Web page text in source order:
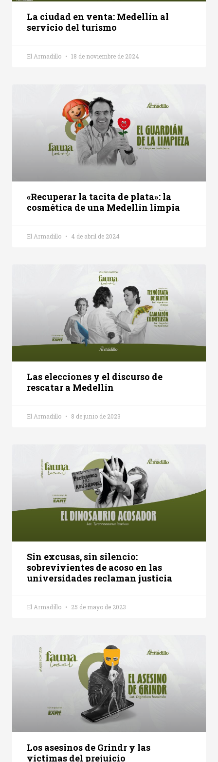
La ciudad en venta: Medellín al
servicio del turismo
El Armadillo 18 de noviembre de 2024
«Recuperar la tacita de plata»: la
cosmética de una Medellín limpia
El Armadillo 4 de abril de 2024
Las elecciones y el discurso de
rescatar a Medellín
El Armadillo 8 de junio de 2023
Sin excusas, sin silencio:
sobrevivientes de acoso en las
universidades reclaman justicia
El Armadillo 25 de mayo de 2023
Los asesinos de Grindr y las
víctimas del prejuicio